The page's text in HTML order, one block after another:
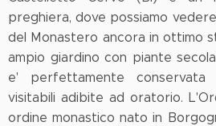
preghiera, dove possiamo
del Monastero ancora in ottimo
ampio giardino con piante
e' perfettamente
visitabili adibite ad oratorio.
ordine monastico nato in